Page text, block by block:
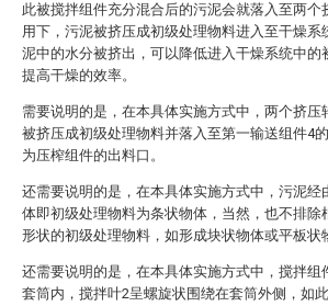
此被搅拌组件充分混合后的污泥会就落入至两
用下，污泥被挤压成初级处理物料进入至干燥
泥中的水分被挤出，可以降低进入干燥系统中
提高干燥的效率。
需要说明的是，在本具体实施方式中，两个挤
被挤压成初级处理物料并落入至第一输送组件4
为压榨组件的出料口。
还需要说明的是，在本具体实施方式中，污泥
体即初级处理物料为条状物体，当然，也不排
形状的初级处理物料，如形成块状物体或平板状
还需要说明的是，在本具体实施方式中，搅拌
套筒内，搅拌叶2呈螺旋状围绕在套筒外侧，如